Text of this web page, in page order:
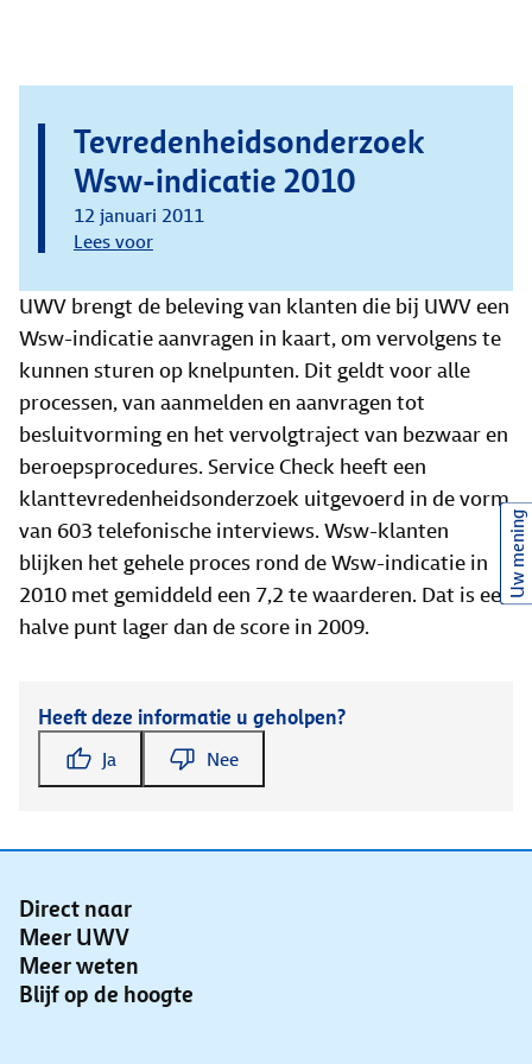
Tevredenheidsonderzoek
Wsw-indicatie 2010
12 januari 2011
Lees voor
UWV brengt de beleving van klanten die bij UWV een
Wsw-indicatie aanvragen in kaart, om vervolgens te
kunnen sturen op knelpunten. Dit geldt voor alle
processen, van aanmelden en aanvragen tot
besluitvorming en het vervolgtraject van bezwaar en
beroepsprocedures. Service Check heeft een
klanttevredenheidsonderzoek uitgevoerd in de vorm
van 603 telefonische interviews. Wsw-klanten
blijken het gehele proces rond de Wsw-indicatie in
2010 met gemiddeld een 7,2 te waarderen. Dat is een
halve punt lager dan de score in 2009.
Heeft deze informatie u geholpen?
Ja Nee
Direct naar
Meer UWV
Meer weten
Blijf op de hoogte
Uw mening